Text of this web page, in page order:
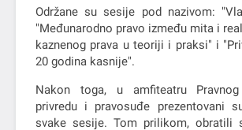
Održane su sesije pod nazivom:
"Međunarodno pravo između mita i
kaznenog prava u teoriji i praksi" i
20 godina kasnije".
Nakon toga, u amfiteatru
privredu i pravosuđe prezentovani
svake sesije. Tom prilikom, obratili